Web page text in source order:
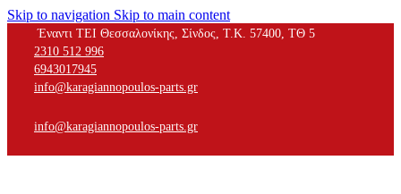
Skip to navigation Skip to main content
Έναντι ΤΕΙ Θεσσαλονίκης, Σίνδος, Τ.Κ. 57400, ΤΘ 5
2310 512 996
6943017945
info@karagiannopoulos-parts.gr
info@karagiannopoulos-parts.gr